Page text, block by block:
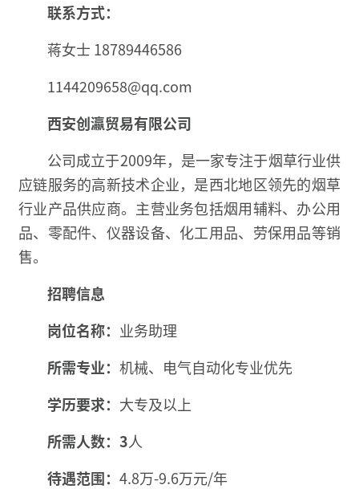
联系方式：
蒋女士 18789446586
1144209658@qq.com
西安创瀛贸易有限公司
公司成立于2009年，是一家专注于烟草行业供
应链服务的高新技术企业，是西北地区领先的烟草
行业产品供应商。主营业务包括烟用辅料、办公用
品、零配件、仪器设备、化工用品、劳保用品等销
售。
招聘信息
岗位名称： 业务助理
所需专业： 机械、电气自动化专业优先
学历要求： 大专及以上
所需人数：3人
待遇范围： 4.8万-9.6万元/年